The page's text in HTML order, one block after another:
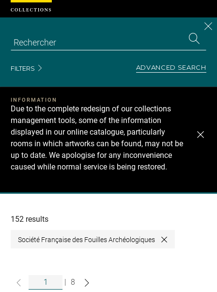
FILTERS ADVANCED SEARCH
INFORMATION
Due to the complete redesign of our collections
management tools, some of the information
displayed in our online catalogue, particularly
rooms in which artworks can be found, may not be
up to date. We apologise for any inconvenience
caused while normal service is being restored.
Recherche
collections
152 results
Société Française des Fouilles Archéologiques Close
8
Cookies management panel